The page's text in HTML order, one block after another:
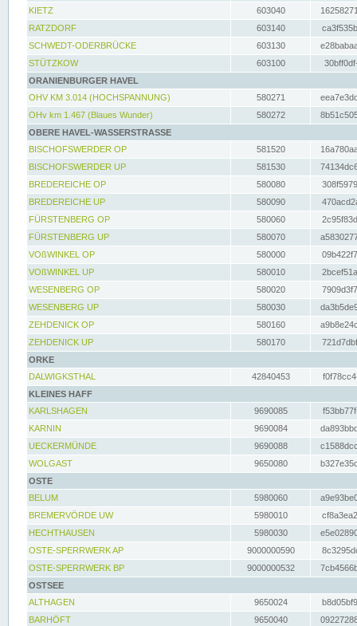
KIETZ
603040
RATZDORF
603140
SCHWEDT-ODERBRÜCKE
603130
STÜTZKOW
603100
ORANIENBURGER HAVEL
OHV KM 3.014 (HOCHSPANNUNG)
580271
OHv km 1.467 (Blaues Wunder)
580272
OBERE HAVEL-WASSERSTRASSE
BISCHOFSWERDER OP
581520
BISCHOFSWERDER UP
581530
BREDEREICHE OP
580080
BREDEREICHE UP
580090
FÜRSTENBERG OP
580060
FÜRSTENBERG UP
580070
VOßWINKEL OP
580000
VOßWINKEL UP
580010
WESENBERG OP
580020
WESENBERG UP
580030
ZEHDENICK OP
580160
ZEHDENICK UP
580170
ORKE
DALWIGKSTHAL
42840453
KLEINES HAFF
KARLSHAGEN
9690085
KARNIN
9690084
UECKERMÜNDE
9690088
WOLGAST
9650080
OSTE
BELUM
5980060
BREMERVÖRDE UW
5980010
HECHTHAUSEN
5980030
OSTE-SPERRWERK AP
9000000590
OSTE-SPERRWERK BP
9000000532
OSTSEE
ALTHAGEN
9650024
BARHÖFT
9650040